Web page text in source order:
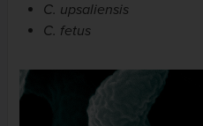
C. upsaliensis
C. fetus